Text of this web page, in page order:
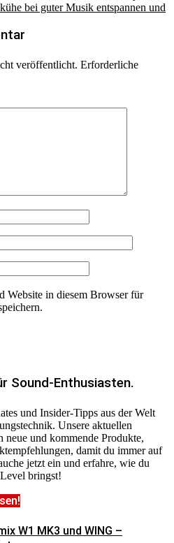
bei guter Musik entspannen und
veröffentlicht. Erforderliche
Website in diesem Browser für
Sound-Enthusiasten.
und Insider-Tipps aus der Welt
Unsere aktuellen
und kommende Produkte,
damit du immer auf
jetzt ein und erfahre, wie du
bringst!
W1 MK3 und WING –